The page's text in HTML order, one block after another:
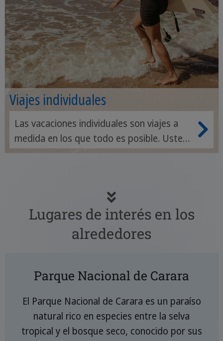
Viajes individuales
Las vacaciones individuales son viajes a
medida en los que todo es posible. Usted
organiza su itinerario en Costa Rica según
Lugares de interés en los
alrededores
Parque Nacional de Carara
El Parque Nacional de Carara es un paraíso
natural rico en especies entre la selva
tropical y el bosque seco, conocido por sus